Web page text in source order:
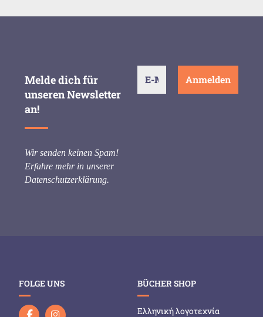
Melde dich für
unseren Newsletter
an!
Wir senden keinen Spam!
Erfahre mehr in unserer
Datenschutzerklärung.
FOLGE UNS BÜCHER SHOP
Ελληνική λογοτεχνία